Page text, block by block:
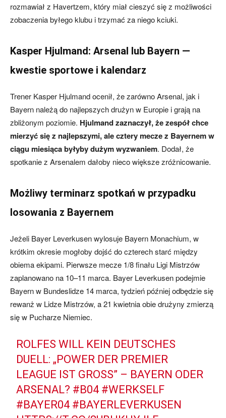
rozmawiał z Havertzem, który miał cieszyć się z możliwości
zobaczenia byłego klubu i trzymać za niego kciuki.
Kasper Hjulmand: Arsenal lub Bayern —
kwestie sportowe i kalendarz
Trener Kasper Hjulmand ocenił, że zarówno Arsenal, jak i
Bayern należą do najlepszych drużyn w Europie i grają na
zbliżonym poziomie. Hjulmand zaznaczył, że zespół chce
mierzyć się z najlepszymi, ale cztery mecze z Bayernem w
ciągu miesiąca byłyby dużym wyzwaniem. Dodał, że
spotkanie z Arsenalem dałoby nieco większe zróżnicowanie.
Możliwy terminarz spotkań w przypadku
losowania z Bayernem
Jeżeli Bayer Leverkusen wylosuje Bayern Monachium, w
krótkim okresie mogłoby dojść do czterech starć między
obiema ekipami. Pierwsze mecze 1/8 finału Ligi Mistrzów
zaplanowano na 10–11 marca. Bayer Leverkusen podejmie
Bayern w Bundeslidze 14 marca, tydzień później odbędzie się
rewanż w Lidze Mistrzów, a 21 kwietnia obie drużyny zmierzą
się w Pucharze Niemiec.
ROLFES WILL KEIN DEUTSCHES
DUELL: „POWER DER PREMIER
LEAGUE IST GROSS” – BAYERN ODER A
RSENAL? #B04 #WERKSELF
#BAYER04 #BAYERLEVERKUSEN